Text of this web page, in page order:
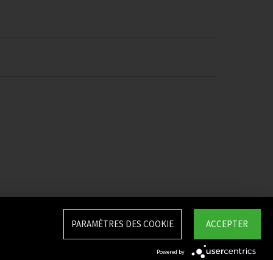
ACCEPTER
PARAMÈTRES DES COOKIE
Powered by